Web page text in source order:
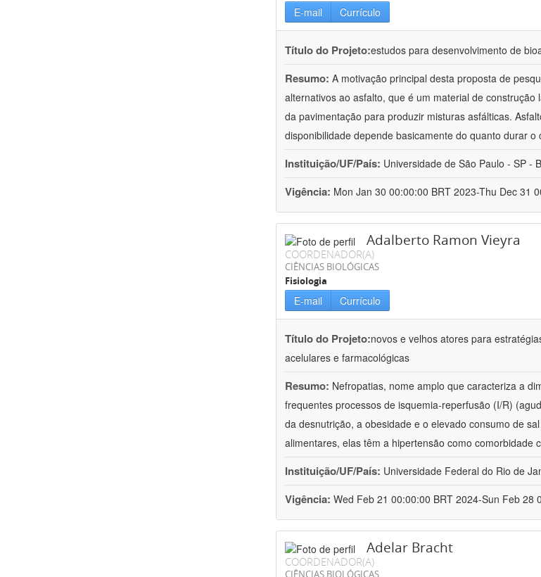
E-mail Currículo
Título do Projeto:estudos para desenvolvimento de
Resumo: A motivação principal desta proposta de
alternativos ao asfalto, que é um material de
da pavimentação para produzir misturas asfálticas.
disponibilidade depende basicamente do quanto durar o
Instituição/UF/País: Universidade de São Paulo - SP -
Vigência: Mon Jan 30 00:00:00 BRT 2023-Thu Dec 31
Adalberto Ramon Vieyra
COORDENADOR(A)
CIÊNCIAS BIOLÓGICAS
Fisiologia
E-mail Currículo
Título do Projeto:novos e velhos atores para
acelulares e farmacológicas
Resumo: Nefropatias, nome amplo que caracteriza a
frequentes processos de isquemia-reperfusão (I/R)
da desnutrição, a obesidade e o elevado consumo de
alimentares, elas têm a hipertensão como comorbidade
Instituição/UF/País: Universidade Federal do Rio de
Vigência: Wed Feb 21 00:00:00 BRT 2024-Sun Feb 28
Adelar Bracht
COORDENADOR(A)
CIÊNCIAS BIOLÓGICAS